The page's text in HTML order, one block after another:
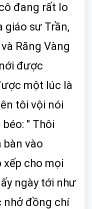
đang rất lo
giáo sư Trần,
Răng Vàng
được
một lúc là
tôi vội nói
" Thôi
bàn vào
xếp cho mọi
ngày tới như
nhở đồng chí